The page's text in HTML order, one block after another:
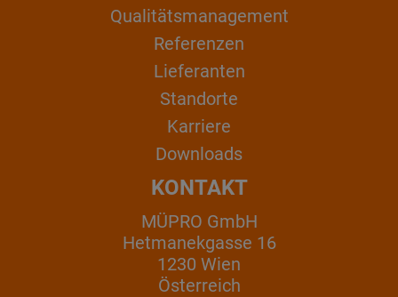
Qualitätsmanagement
Referenzen
Lieferanten
Standorte
Karriere
Downloads
KONTAKT
MÜPRO GmbH
Hetmanekgasse 16
1230 Wien
Österreich